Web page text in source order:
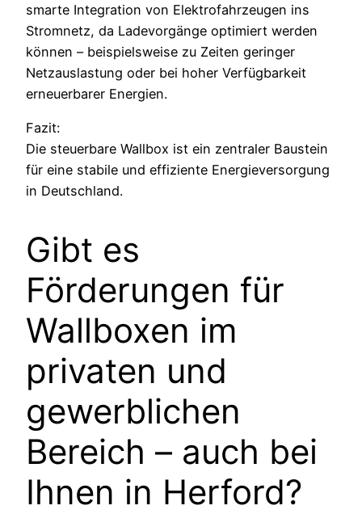
smarte Integration von Elektrofahrzeugen ins
Stromnetz, da Ladevorgänge optimiert werden
können – beispielsweise zu Zeiten geringer
Netzauslastung oder bei hoher Verfügbarkeit
erneuerbarer Energien.
Fazit:
Die steuerbare Wallbox ist ein zentraler Baustein
für eine stabile und effiziente Energieversorgung
in Deutschland.
Gibt es
Förderungen für
Wallboxen im
privaten und
gewerblichen
Bereich – auch bei
Ihnen in Herford?